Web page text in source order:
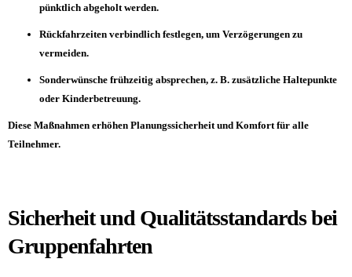
pünktlich abgeholt werden.
Rückfahrzeiten verbindlich festlegen, um Verzögerungen zu
vermeiden.
Sonderwünsche frühzeitig absprechen, z. B. zusätzliche Haltepunkte
oder Kinderbetreuung.
Diese Maßnahmen erhöhen Planungssicherheit und Komfort für alle
Teilnehmer.
Sicherheit und Qualitätsstandards bei
Gruppenfahrten